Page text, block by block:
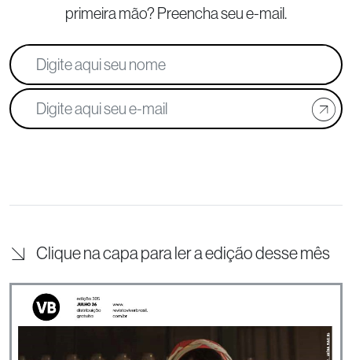
primeira mão? Preencha seu e-mail.
Clique na capa para ler a edição desse mês